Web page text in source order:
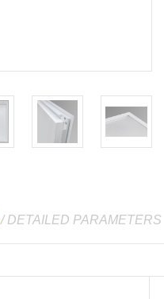
/ DETAILED PARAMETERS